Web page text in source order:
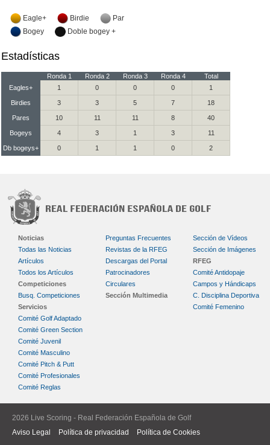
Eagle+ Birdie
Par
Bogey
Doble bogey +
Estadísticas
Ronda 1 Ronda 2 Ronda 3 Ronda 4
Total
Eagles+
1 0 0 0 1
Birdies 3 3 5 7 18
Pares 10 11 11 8 40
Bogeys 4 3 1 3 11
Db bogeys+ 0 1 1 0 2
Noticias
Todas las Noticias
Artículos
Todos los Artículos
Competiciones
Busq. Competiciones
Servicios
Preguntas Frecuentes
Revistas de la RFEG
Descargas del Portal
Patrocinadores
Circulares
Sección Multimedia
Sección de Vídeos
Sección de Imágenes
RFEG
Comité Antidopaje
Campos y Hándicaps
C. Disciplina Deportiva
Comité Femenino
Comité Golf Adaptado
Comité Green Section
Comité Juvenil
Comité Masculino
Comité Pitch & Putt
Comité Profesionales
Comité Reglas
2026 Live Scoring - Real Federación Española de Golf
Aviso Legal
Política de privacidad Política de Cookies